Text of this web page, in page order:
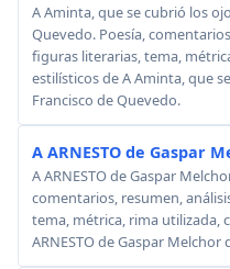
A Aminta, que se cubrió los
Quevedo. Poesía,
figuras literarias, tema,
estilísticos de A Aminta, que
Francisco de Quevedo.
A ARNESTO de Gaspar
A ARNESTO de Gaspar
comentarios, resumen,
tema, métrica, rima utilizada,
ARNESTO de Gaspar Melchor